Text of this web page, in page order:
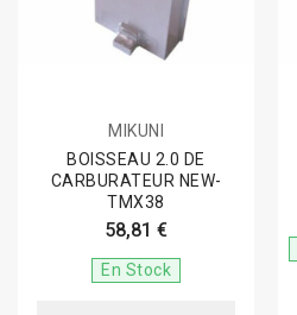
MIKUNI
BOISSEAU 2.0 DE
CARBURATEUR NEW-
TMX38
58,81 €
En Stock